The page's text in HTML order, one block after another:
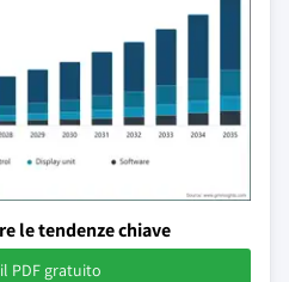
le tendenze chiave
PDF gratuito